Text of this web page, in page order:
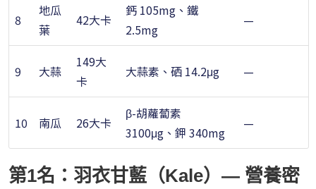
8
地瓜
葉
42大卡
鈣 105mg、鐵
2.5mg
—
9 大蒜
149大
卡
大蒜素、硒 14.2μg —
10 南瓜 26大卡
β-胡蘿蔔素
3100μg、鉀 340mg
—
第1名：羽衣甘藍（Kale）— 營養密